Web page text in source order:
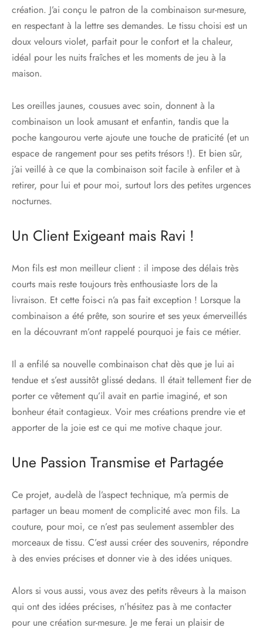
création. J’ai conçu le patron de la combinaison sur-mesure,
en respectant à la lettre ses demandes. Le tissu choisi est un
doux velours violet, parfait pour le confort et la chaleur,
idéal pour les nuits fraîches et les moments de jeu à la
maison.
Les oreilles jaunes, cousues avec soin, donnent à la
combinaison un look amusant et enfantin, tandis que la
poche kangourou verte ajoute une touche de praticité (et un
espace de rangement pour ses petits trésors !). Et bien sûr,
j’ai veillé à ce que la combinaison soit facile à enfiler et à
retirer, pour lui et pour moi, surtout lors des petites urgences
nocturnes.
Un Client Exigeant mais Ravi !
Mon fils est mon meilleur client : il impose des délais très
courts mais reste toujours très enthousiaste lors de la
livraison. Et cette fois-ci n’a pas fait exception ! Lorsque la
combinaison a été prête, son sourire et ses yeux émerveillés
en la découvrant m’ont rappelé pourquoi je fais ce métier.
Il a enfilé sa nouvelle combinaison chat dès que je lui ai
tendue et s’est aussitôt glissé dedans. Il était tellement fier de
porter ce vêtement qu’il avait en partie imaginé, et son
bonheur était contagieux. Voir mes créations prendre vie et
apporter de la joie est ce qui me motive chaque jour.
Une Passion Transmise et Partagée
Ce projet, au-delà de l’aspect technique, m’a permis de
partager un beau moment de complicité avec mon fils. La
couture, pour moi, ce n’est pas seulement assembler des
morceaux de tissu. C’est aussi créer des souvenirs, répondre
à des envies précises et donner vie à des idées uniques.
Alors si vous aussi, vous avez des petits rêveurs à la maison
qui ont des idées précises, n’hésitez pas à me contacter
pour une création sur-mesure. Je me ferai un plaisir de